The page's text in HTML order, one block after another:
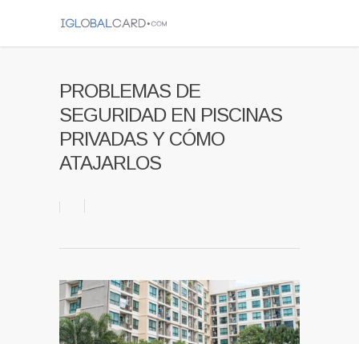
PROBLEMAS DE
SEGURIDAD EN PISCINAS
PRIVADAS Y CÓMO
ATAJARLOS